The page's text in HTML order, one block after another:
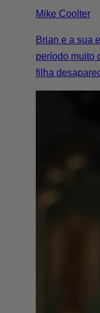
Mike Coolter
Brian e a sua
período muito
filha